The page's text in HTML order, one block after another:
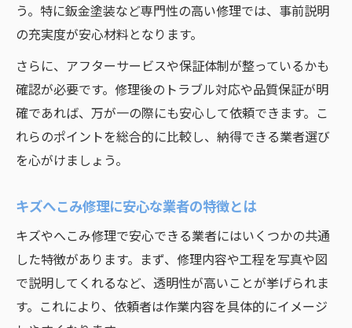
う。特に鈑金塗装など専門性の高い修理では、事前説明
の充実度が安心材料となります。
さらに、アフターサービスや保証体制が整っているかも
確認が必要です。修理後のトラブル対応や品質保証が明
確であれば、万が一の際にも安心して依頼できます。こ
れらのポイントを総合的に比較し、納得できる業者選び
を心がけましょう。
キズへこみ修理に安心な業者の特徴とは
キズやへこみ修理で安心できる業者にはいくつかの共通
した特徴があります。まず、修理内容や工程を写真や図
で説明してくれるなど、透明性が高いことが挙げられま
す。これにより、依頼者は作業内容を具体的にイメージ